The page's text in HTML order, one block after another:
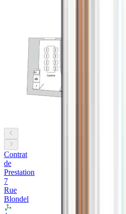
Contrat
de
Prestation
7
Rue
Blondel